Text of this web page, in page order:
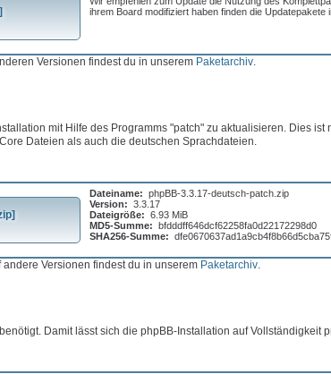
ihrem Board modifiziert haben finden die Updatepakete
Versionen findest du in unserem Paketarchiv
mit Hilfe des Programms "patch" zu aktualisieren. Dies
Dateien als auch die deutschen Sprachdateien.
Dateiname: phpBB-3.3.17-deutsch-patch.zip
Version: 3.3.17
Dateigröße: 6.93 MiB
MD5-Summe: bfdddff646dcf62258fa0d22172298d0
SHA256-Summe:
Versionen findest du in unserem Paketarchiv
benötigt. Damit lässt sich die phpBB-Installation auf Vollständigkeit